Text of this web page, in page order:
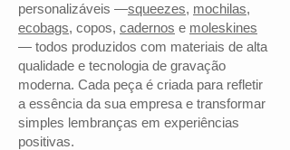
personalizáveis —squeezes, mochilas,
ecobags, copos, cadernos e moleskines
— todos produzidos com materiais de alta
qualidade e tecnologia de gravação
moderna. Cada peça é criada para refletir
a essência da sua empresa e transformar
simples lembranças em experiências
positivas.